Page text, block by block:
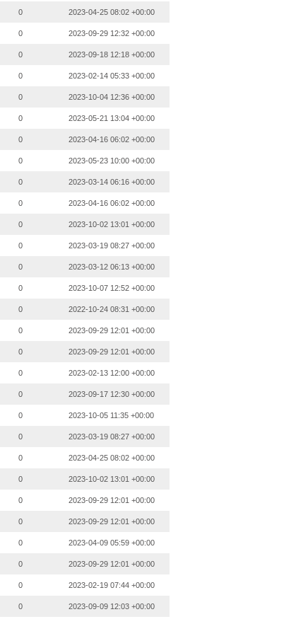
0
2023-04-25 08:02 +00:00
0
2023-09-29 12:32 +00:00
0
2023-09-18 12:18 +00:00
0
2023-02-14 05:33 +00:00
0
2023-10-04 12:36 +00:00
0
2023-05-21 13:04 +00:00
0
2023-04-16 06:02 +00:00
0
2023-05-23 10:00 +00:00
0
2023-03-14 06:16 +00:00
0
2023-04-16 06:02 +00:00
0
2023-10-02 13:01 +00:00
0
2023-03-19 08:27 +00:00
0
2023-03-12 06:13 +00:00
0
2023-10-07 12:52 +00:00
0
2022-10-24 08:31 +00:00
0
2023-09-29 12:01 +00:00
0
2023-09-29 12:01 +00:00
0
2023-02-13 12:00 +00:00
0
2023-09-17 12:30 +00:00
0
2023-10-05 11:35 +00:00
0
2023-03-19 08:27 +00:00
0
2023-04-25 08:02 +00:00
0
2023-10-02 13:01 +00:00
0
2023-09-29 12:01 +00:00
0
2023-09-29 12:01 +00:00
0
2023-04-09 05:59 +00:00
0
2023-09-29 12:01 +00:00
0
2023-02-19 07:44 +00:00
0
2023-09-09 12:03 +00:00